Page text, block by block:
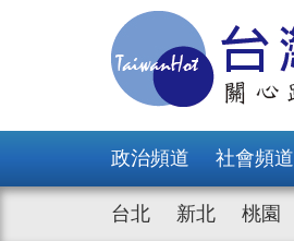
政治頻道 社會頻道
台北 新北 桃園